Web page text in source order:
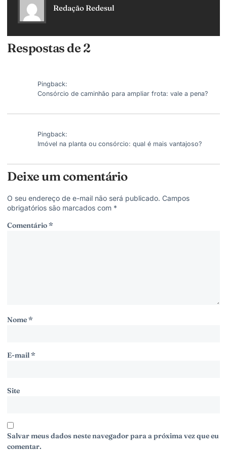
Redação Redesul
Respostas de 2
Pingback:
Consórcio de caminhão para ampliar frota: vale a pena?
Pingback:
Imóvel na planta ou consórcio: qual é mais vantajoso?
Deixe um comentário
O seu endereço de e-mail não será publicado. Campos
obrigatórios são marcados com *
Comentário*
Nome*
E-mail*
Site
Salvar meus dados neste navegador para a próxima vez que eu
comentar.